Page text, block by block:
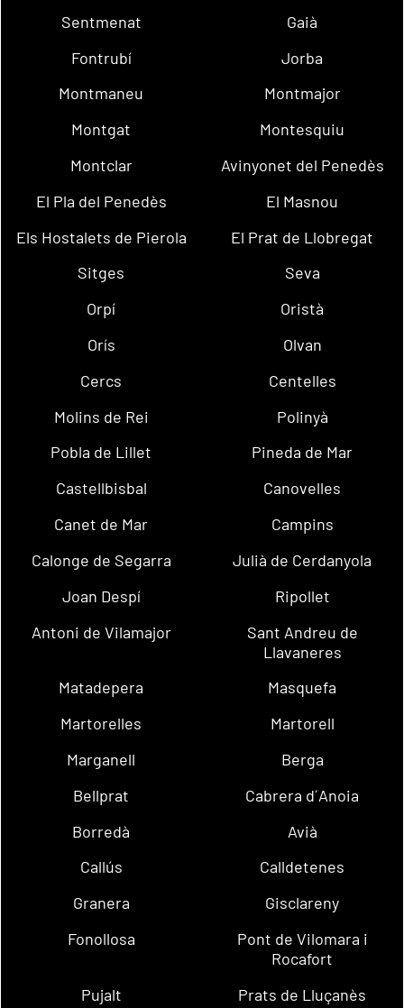
Sentmenat
Gaià
Fontrubí
Jorba
Montmaneu
Montmajor
Montgat
Montesquiu
Montclar
Avinyonet del Penedès
El Pla del Penedès
El Masnou
Els Hostalets de Pierola
El Prat de Llobregat
Sitges
Seva
Orpí
Oristà
Orís
Olvan
Cercs
Centelles
Molins de Rei
Polinyà
Pobla de Lillet
Pineda de Mar
Castellbisbal
Canovelles
Canet de Mar
Campins
Calonge de Segarra
Julià de Cerdanyola
Joan Despí
Ripollet
Antoni de Vilamajor
Sant Andreu de
Llavaneres
Matadepera
Masquefa
Martorelles
Martorell
Marganell
Berga
Bellprat
Cabrera d´Anoia
Borredà
Avià
Callús
Calldetenes
Granera
Gisclareny
Fonollosa
Pont de Vilomara i
Rocafort
Pujalt
Prats de Lluçanès